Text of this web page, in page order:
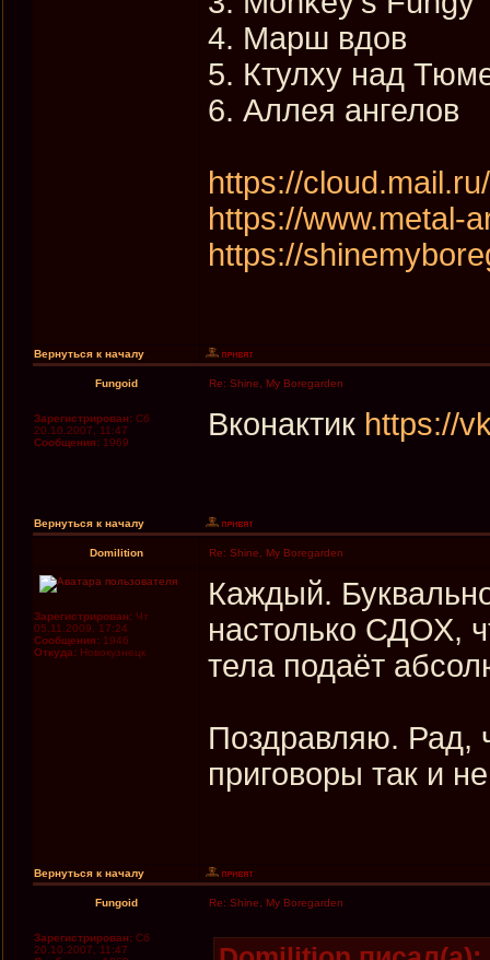
4. Марш вдов
5. Ктулху над
6. Аллея ангелов
https://
https://www.metal-
https://
Вернуться к началу
Fungoid Re: Shine, My Boregarden
Зарегистрирован: Сб
20.10.2007, 11:47
Сообщения: 1969
Вконактик https://
Вернуться к началу
Domilition Re: Shine, My Boregarden
Зарегистрирован: Чт
05.11.2009, 17:24
Сообщения: 1946
Откуда: Новокузнецк
Каждый.
настолько СДОХ,
тела подаёт
Поздравляю. Рад,
приговоры так и
Вернуться к началу
Fungoid Re: Shine, My Boregarden
Зарегистрирован: Сб
20.10.2007, 11:47